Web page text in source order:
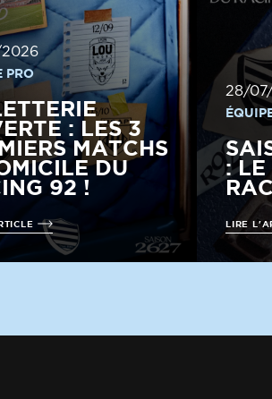
PRO
: LES 3
MATCHS
DU
92 !
28/
: LE
LIRE